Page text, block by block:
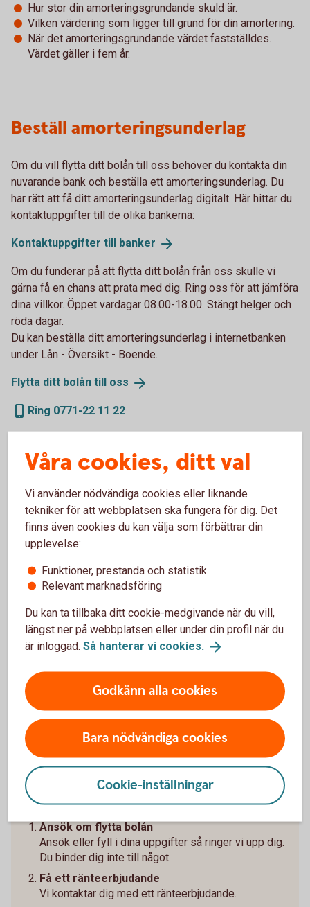
Hur stor din amorteringsgrundande skuld är.
Vilken värdering som ligger till grund för din amortering.
När det amorteringsgrundande värdet fastställdes.
Värdet gäller i fem år.
Beställ amorteringsunderlag
Om du vill flytta ditt bolån till oss behöver du kontakta din
nuvarande bank och beställa ett amorteringsunderlag. Du
har rätt att få ditt amorteringsunderlag digitalt. Här hittar du
kontaktuppgifter till de olika bankerna:
Kontaktuppgifter till banker
Om du funderar på att flytta ditt bolån från oss skulle vi
gärna få en chans att prata med dig. Ring oss för att jämföra
dina villkor. Öppet vardagar 08.00-18.00. Stängt helger och
röda dagar.
Du kan beställa ditt amorteringsunderlag i internetbanken
under Lån - Översikt - Boende.
Flytta ditt bolån till oss
Ring 0771-22 11 22
Om du villflytta ditt bolån tilloss
till oss behöver du
kontakta din nuvarande bank och beställa ett
amorteringsunderlag. Du har rätt att få ditt
amorteringsunderlag digitalt.
Här hittar du kontaktuppgifter till de olika
bankerna.
Om du funderar på att flytta ditt bolån från oss skulle vi
dina villkor på.
Du kan beställa ditt amorteringsunderlag i internetbanken
under Lån - Översikt - Boende.
Flytta bolån till oss – så går
det till
Har du bolån hos annan bank och vill se om du kan få
en bättre ränta?
Ansök om flytta bolån
Ansök eller fyll i dina uppgifter så ringer vi upp dig.
Du binder dig inte till något.
Få ett ränteerbjudande
Vi kontaktar dig med ett ränteerbjudande.
Våra cookies, ditt val
Vi använder nödvändiga cookies eller liknande
tekniker för att webbplatsen ska fungera för dig. Det
finns även cookies du kan välja som förbättrar din
upplevelse:
Funktioner, prestanda och statistik
Relevant marknadsföring
Du kan ta tillbaka ditt cookie-medgivande när du vill,
längst ner på webbplatsen eller under din profil när du
är inloggad. Så hanterar vi cookies.
Godkänn alla cookies
Bara nödvändiga cookies
Cookie-inställningar